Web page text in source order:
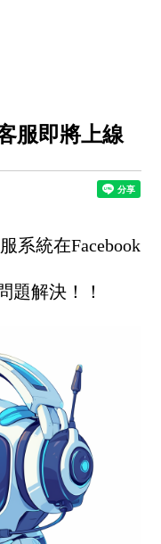
服即將上線
系統在Facebook
題解決！！